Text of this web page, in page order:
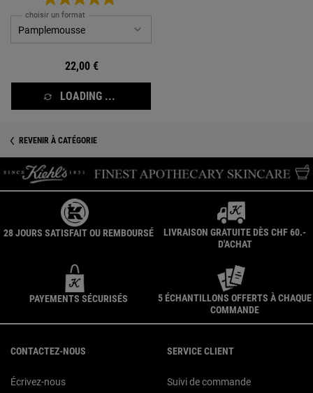
choisir un format
22,00 €
LOADING ...
REVENIR À CATÉGORIE
28 JOURS SATISFAIT OU REMBOURSÉ
LIVRAISON GRATUITE DÈS CHF 60.-
D'ACHAT
PAYEMENTS SÉCURISÉS
5 ÉCHANTILLONS OFFERTS À CHAQUE
COMMANDE
CONTACTEZ-NOUS
Écrivez-nous
SERVICE CLIENT
Suivi de commande